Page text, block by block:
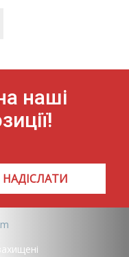
наші
НАДІСЛАТИ